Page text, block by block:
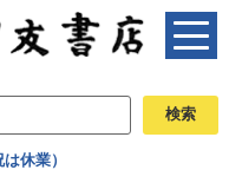
休業）